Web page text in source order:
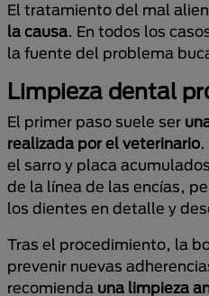
El tratamiento del mal
la causa. En todos los
la fuente del problema
Limpieza dental
El primer paso suele ser
realizada por el veterinario.
el sarro y placa
de la línea de las encías,
los dientes en detalle y
Tras el procedimiento, la
prevenir nuevas
recomienda una limpieza